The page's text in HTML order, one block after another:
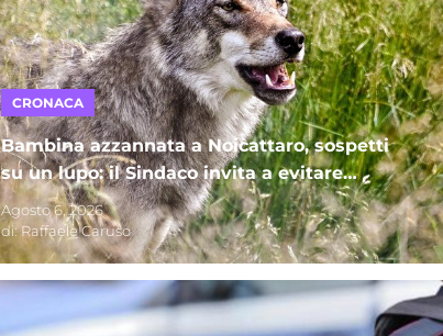
CRONACA
Bambina azzannata a Noicattaro, sospetti
su un lupo: il Sindaco invita a evitare
parchi e campagne
Agosto 6, 2026
di:Raffaele Caruso